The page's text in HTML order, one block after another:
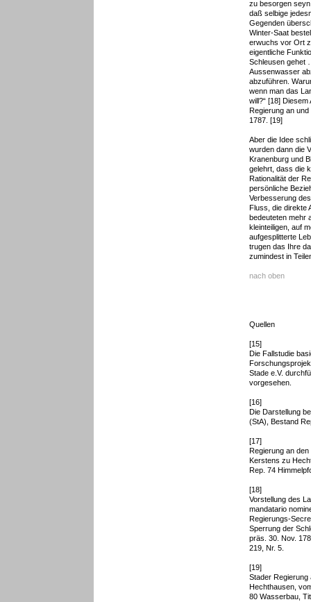
zu besorgen
daß selbige
Gegenden
Winter-Saat
erwuchs vor Ort
eigentliche
Schleusen gehet
Aussenwasser
abzuführen.
wenn man das
will?“ [18]
Regierung an
1787. [19]
Aber die Idee
wurden dann die
Kranenburg und
gelehrt, dass die
Rationalität der
persönliche
Verbesserung
Fluss, die direkte
bedeuteten mehr
kleinteiligen, auf
aufgesplitterte
trugen das Ihre
zumindest in
nach oben
Quellen
[15]
Die Fallstudie
Stade e.V.
vorgesehen.
[16]
Die Darstellung
(StA), Bestand
[17]
Regierung an
Kerstens zu
Rep. 74
[18]
Vorstellung des
mandatario
Regierungs-
Sperrung der
präs. 30. Nov.
219, Nr. 5.
[19]
Stader
Hechthausen,
80 Wasserbau,